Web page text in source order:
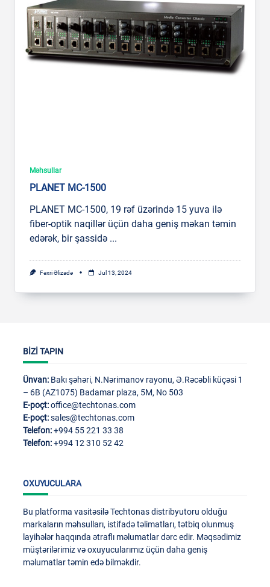
Məhsullar
PLANET MC-1500
PLANET MC-1500, 19 rəf üzərində 15 yuva ilə
fiber-optik naqillər üçün daha geniş məkan təmin
edərək, bir şassidə ...
Fəxri Əlizadə Jul 13, 2024
BİZİ TAPIN
Ünvan: Bakı şəhəri, N.Nərimanov rayonu, Ə.Rəcəbli küçəsi 1
– 6B (AZ1075) Badamar plaza, 5M, No 503
E-poçt:office@techtonas.com
E-poçt:sales@techtonas.com
Telefon:+994 55 221 33 38
Telefon:+994 12 310 52 42
OXUYUCULARA
Bu platforma vasitəsilə Techtonas distribyutoru olduğu
markaların məhsulları, istifadə təlimatları, tətbiq olunmuş
layihələr haqqında ətraflı məlumatlar dərc edir. Məqsədimiz
müştərilərimiz və oxuyucularımız üçün daha geniş
məlumatlar təmin edə bilməkdir.